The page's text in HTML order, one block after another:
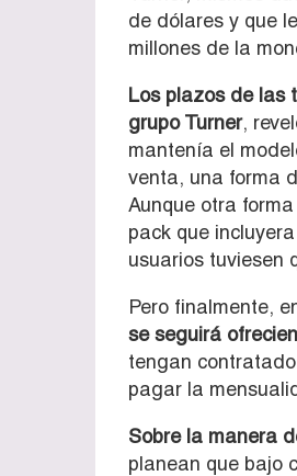
de dólares y que
millones de la
Los plazos de las
grupo Turner,
mantenía el
venta, una forma
Aunque otra
pack que
usuarios tuviesen
Pero finalmente,
se seguirá
tengan
pagar la
Sobre la manera
planean que bajo